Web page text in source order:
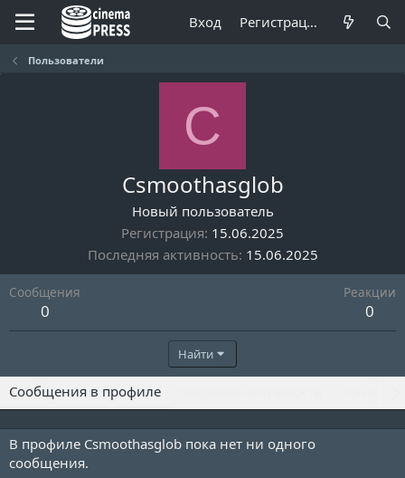
Вход Регистрация
Пользователи
С
Сsmoothasglob
Новый пользователь
Регистрация 15.06.2025
Последняя активность 15.06.2025
Сообщения
0
Реакции
0
Найти
Сообщения в профиле
В профиле Сsmoothasglob пока нет ни одного
сообщения.